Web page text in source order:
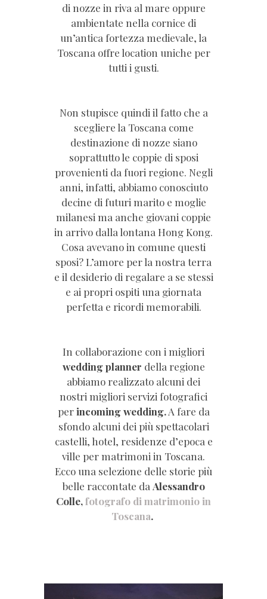
di nozze in riva al mare oppure
ambientate nella cornice di
un’antica fortezza medievale, la
Toscana offre location uniche per
tutti i gusti.
Non stupisce quindi il fatto che a
scegliere la Toscana come
destinazione di nozze siano
soprattutto le coppie di sposi
provenienti da fuori regione. Negli
anni, infatti, abbiamo conosciuto
decine di futuri marito e moglie
milanesi ma anche giovani coppie
in arrivo dalla lontana Hong Kong.
Cosa avevano in comune questi
sposi? L’amore per la nostra terra
e il desiderio di regalare a se stessi
e ai propri ospiti una giornata
perfetta e ricordi memorabili.
In collaborazione con i migliori
wedding planner della regione
abbiamo realizzato alcuni dei
nostri migliori servizi fotografici
perincoming wedding.A fare da
sfondo alcuni dei più spettacolari
castelli, hotel, residenze d’epoca e
ville per matrimoni in Toscana.
Ecco una selezione delle storie più
belle raccontate da Alessandro
Colle,fotografo di matrimonio in
Toscana.